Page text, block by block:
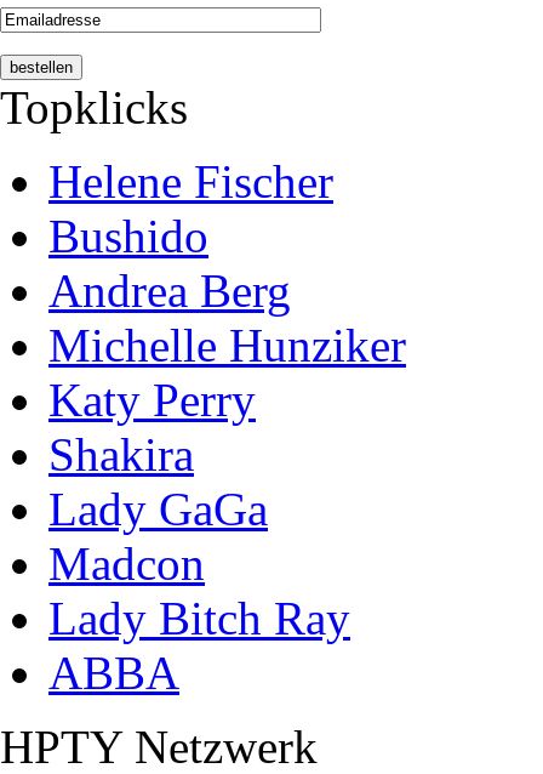
Topklicks
Helene Fischer
Bushido
Andrea Berg
Michelle Hunziker
Katy Perry
Shakira
Lady GaGa
Madcon
Lady Bitch Ray
ABBA
HPTY Netzwerk